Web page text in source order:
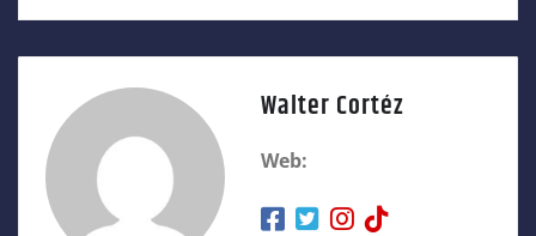
Walter Cortéz
Web: